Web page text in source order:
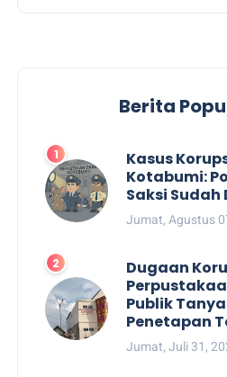
Berita
Kasus
Kotabumi:
Saksi Sudah
Jumat, Agustus
Dugaan
Publik
Penetapan
Jumat, Juli 31,